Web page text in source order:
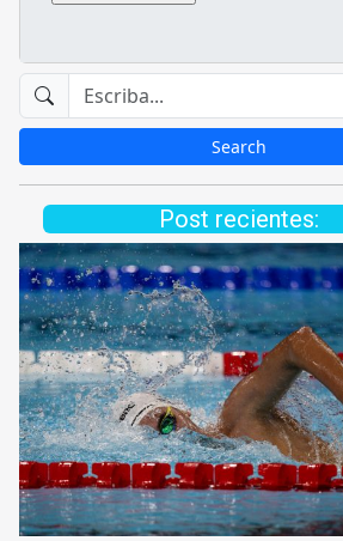
Post recientes: